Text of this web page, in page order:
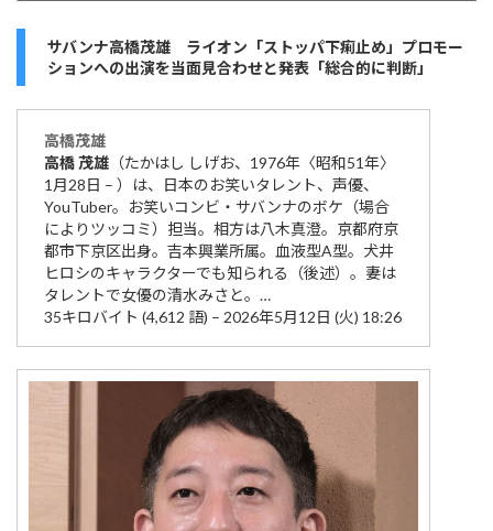
サバンナ高橋茂雄 ライオン「ストッパ下痢止め」プロモー
ションへの出演を当面見合わせと発表「総合的に判断」
高橋茂雄
高橋茂雄 （たかはし しげお、1976年〈昭和51年〉
1月28日 – ）は、日本のお笑いタレント、声優、
YouTuber。お笑いコンビ・サバンナのボケ（場合
によりツッコミ）担当。相方は八木真澄。京都府京
都市下京区出身。吉本興業所属。血液型A型。犬井
ヒロシのキャラクターでも知られる（後述）。妻は
タレントで女優の清水みさと。…
35キロバイト (4,612 語) – 2026年5月12日 (火) 18:26